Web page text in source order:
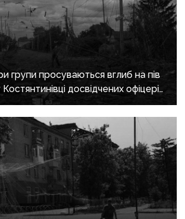
групи просуваються вглиб на пів
досвідчених офіцерів
на штурми позицій